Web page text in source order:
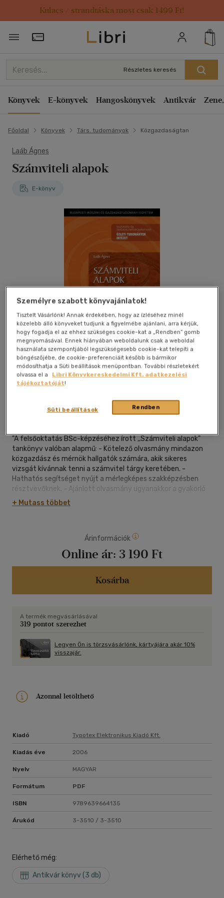
Kulacs / strandtáska most csak 1499 Ft!
Törzsvásárlói Kártya adatai
Részletes keresés
Könyvek E-könyvek Hangoskönyvek Antikvár
Főoldal Könyvek Társ. tudományok Közgazdaságtan
Laáb Ágnes
Számviteli alapok
E-könyv
Kívánságlistához adom Megosztom
Typotex Elektronikus Kiadó Kft.|2006|magyar nyelvű
"A felsőoktatás BSc-képzéséhez írott ,,Számviteli alapok"
tankönyv valóban alapmű: - Kötelező olvasmány mindazon
közgazdász és mérnök hallgatók számára, akik sikeres
vizsgát kívánnak tenni a számvitel tárgy keretében. -
Hathatós segítséget nyújt a mérlegképes szakképzésben
résztvevőknek. - Ajánlott olvasmány ugyanakkor a gyakorló
és leendő menedzserek számára, akiknek naponta kell
felelősen dönteniük számos üzleti kérdésben. A számvitel az
juthatunk. Ehhez nyújt hathatós segítséget ez a könyv, amit
jó szívvel ajánlunk minden Olvasónk számára."
+ Mutass többet
Árinformációk
Online ár: 3 190 Ft
Kosárba
A termék megvásárlásával
319 pontot szerezhet
Legyen Ön is törzsvásárlónk, kártyájára akár 10%
visszajár.
Azonnal letölthető
Kiadó Typotex Elektronikus Kiadó Kft.
Kiadás éve 2006
Nyelv MAGYAR
Formátum PDF
ISBN 9789639664135
Árukód 3-3510 / 3-3510
Elérhető még:
Antikvár könyv (3 db)
Személyre szabott könyvajánlatok!
Tisztelt Vásárlónk! Annak érdekében, hogy az ízléséhez minél
közelebb álló könyveket tudjunk a figyelmébe ajánlani, arra kérjük,
hogy fogadja el az ehhez szükséges cookie-kat a „Rendben” gomb
megnyomásával. Ennek hiányában weboldalunk csak a weboldal
használata szempontjából legszükségesebb cookie-kat telepíti a
böngészőjébe, de cookie-preferenciáit később is bármikor
módosíthatja a Süti beállítások menüpontban. További részletekért
olvassa el a
Libri Könyvkereskedelmi Kft. adatkezelési
tájékoztatóját!
Rendben
Süti beállítások